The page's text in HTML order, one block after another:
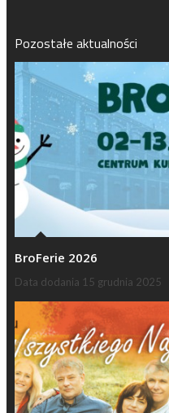
Pozostałe aktualności
BroFerie 2026
Data dodania 15 grudnia 2025